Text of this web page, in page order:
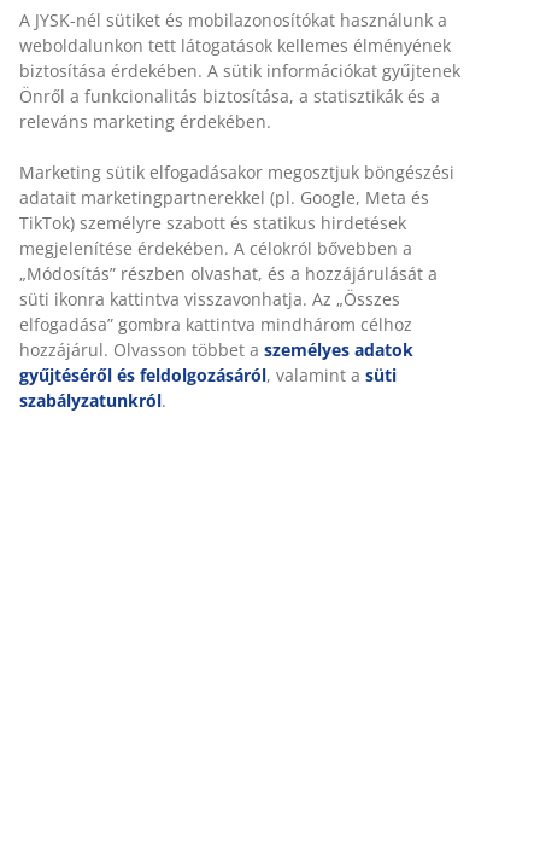
kizárólagos belátása szerint megőrizhet bizonyos
felhasználói tartalmakat, továbbá ha jogszabály ezt
kívánja, vagy ha a Szervező ésszerű belátása szerint a
felhasználók vagy személyes biztonságának védelme
érdekében erre szükség van, nyilvánosságra is
hozhatja a felhasználói tartalmat. A Szervező nem
szavatolja a felhasználói tartalmak pontosságát,
teljességét vagy minőségét. A Szervező kizárja
felelősségét a bármely felhasználói tartalomban
szereplő hibából vagy hiányosságból vagy a bármely, a
Facebook oldalon közzétett vagy egyéb módon
továbbított felhasználói tartalom felhasználásából
származó bármilyen kárért vagy veszteségért. A
felhasználónak, illetve Játékosnak kell mérlegelnie,
mielőtt a felhasználói tartalomban szereplő
A JYSK-nél sütiket és mobilazonosítókat használunk a
weboldalunkon tett látogatások kellemes élményének
biztosítása érdekében. A sütik információkat gyűjtenek
Önről a funkcionalitás biztosítása, a statisztikák és a
releváns marketing érdekében.
Marketing sütik elfogadásakor megosztjuk böngészési
adatait marketingpartnerekkel (pl. Google, Meta és
TikTok) személyre szabott és statikus hirdetések
megjelenítése érdekében. A célokról bővebben a
„Módosítás” részben olvashat, és a hozzájárulását a
süti ikonra kattintva visszavonhatja. Az „Összes
elfogadása” gombra kattintva mindhárom célhoz
hozzájárul. Olvasson többet a személyes adatok
gyűjtéséről és feldolgozásáról, valamint a süti
szabályzatunkról.